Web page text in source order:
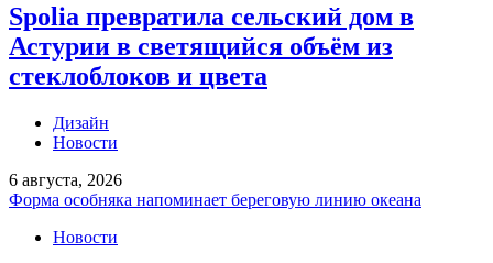
Spolia превратила сельский дом в
Астурии в светящийся объём из
стеклоблоков и цвета
Дизайн
Новости
6 августа, 2026
Форма особняка напоминает береговую линию океана
Новости